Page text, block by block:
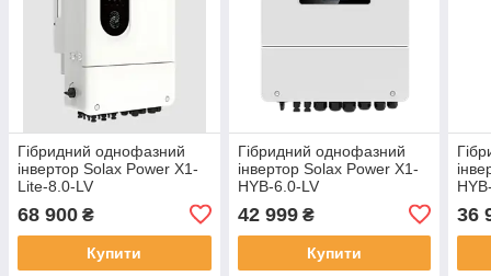
Гібридний однофазний
інвертор Solax Power X1-
Lite-8.0-LV
68 900 ₴
Купити
Гібридний однофазний
інвертор Solax Power X1-
HYB-6.0-LV
42 999₴
Купити
36